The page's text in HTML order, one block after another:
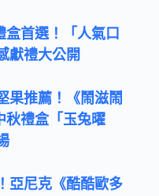
首選！「人氣口
獻禮大公開
果推薦！《鬧滋鬧
禮盒「玉兔曜
亞尼克《酷酷歐多